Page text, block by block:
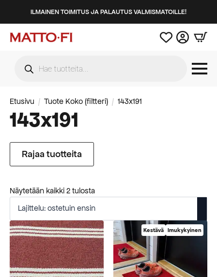
ILMAINEN TOIMITUS JA PALAUTUS VALMISMATOILLE!
search
Etusivu Tuote Koko (filtteri) 143x191
143x191
Rajaa tuotteita
Näytetään kaikki 2 tulostaSuosituimmat
Kestävä Imukykyinen